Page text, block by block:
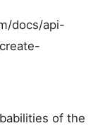
docs/api-
of the